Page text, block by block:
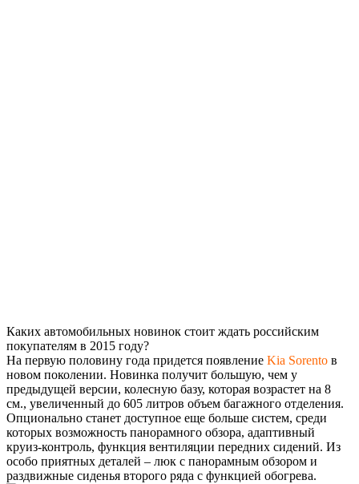
Каких автомобильных новинок стоит ждать российским
покупателям в 2015 году?
На первую половину года придется появление Kia Sorento в
новом поколении. Новинка получит большую, чем у
предыдущей версии, колесную базу, которая возрастет на 8
см., увеличенный до 605 литров объем багажного отделения.
Опционально станет доступное еще больше систем, среди
которых возможность панорамного обзора, адаптивный
круиз-контроль, функция вентиляции передних сидений. Из
особо приятных деталей – люк с панорамным обзором и
раздвижные сиденья второго ряда с функцией обогрева.